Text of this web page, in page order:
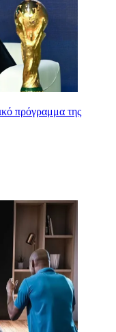
πρόγραμμα της